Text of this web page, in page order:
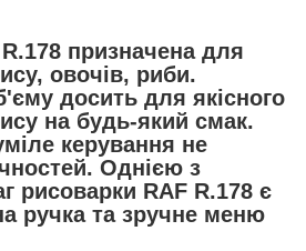
призначена для
овочів, риби.
досить для якісного
на будь-який смак.
керування не
Однією з
рисоварки RAF R.178 є
ручка та зручне меню